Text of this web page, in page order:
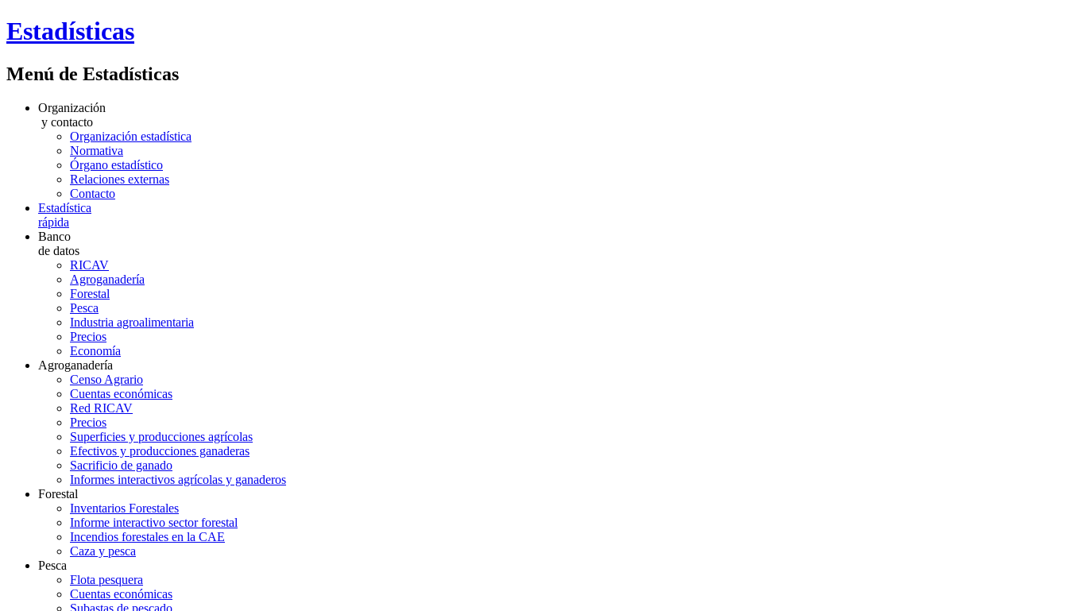
Estadísticas
Menú de Estadísticas
Organización
y contacto
Organización estadística
Normativa
Órgano estadístico
Relaciones externas
Contacto
Estadística
rápida
Banco
de datos
RICAV
Agroganadería
Forestal
Pesca
Industria agroalimentaria
Precios
Economía
Agroganadería
Censo Agrario
Cuentas económicas
Red RICAV
Precios
Superficies y producciones agrícolas
Efectivos y producciones ganaderas
Sacrificio de ganado
Informes interactivos agrícolas y ganaderos
Forestal
Inventarios Forestales
Informe interactivo sector forestal
Incendios forestales en la CAE
Caza y pesca
Pesca
Flota pesquera
Cuentas económicas
Subastas de pescado